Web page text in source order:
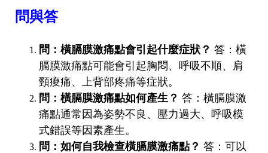
問與答
問：橫膈膜激痛點會引起什麼症狀？ 答：橫
膈膜激痛點可能會引起胸悶、呼吸不順、肩
頸痠痛、上背部疼痛等症狀。
問：橫膈膜激痛點如何產生？ 答：橫膈膜激
痛點通常因為姿勢不良、壓力過大、呼吸模
式錯誤等因素產生。
問：如何自我檢查橫膈膜激痛點？ 答：可以